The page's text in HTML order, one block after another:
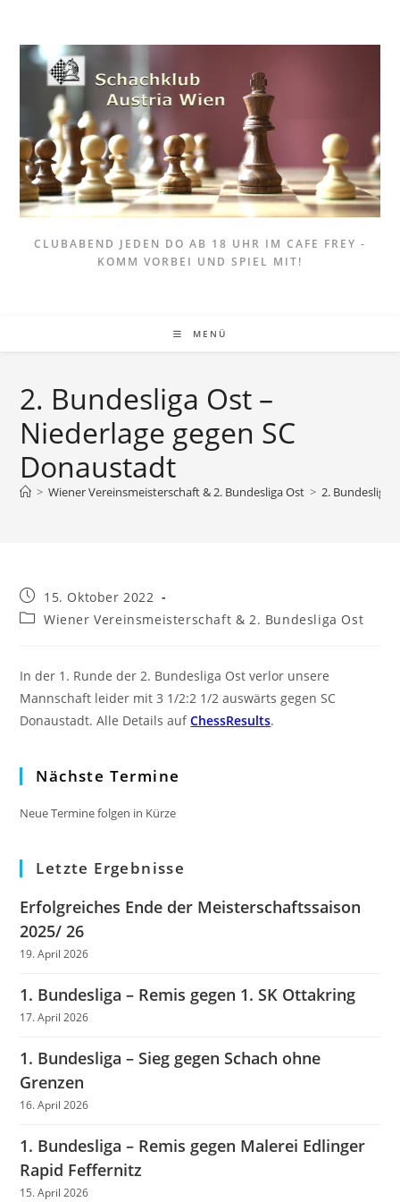
springen
CLUBABEND JEDEN DO AB 18 UHR IM CAFE FREY -
KOMM VORBEI UND SPIEL MIT!
MENÜ
2. Bundesliga Ost –
Niederlage gegen SC
Donaustadt
> Wiener Vereinsmeisterschaft & 2. Bundesliga Ost > 2. Bundesliga
Beitrag
veröffentlicht:
15. Oktober 2022
Beitrags-
Wiener Vereinsmeisterschaft & 2. Bundesliga Ost
In der 1. Runde der 2. Bundesliga Ost verlor unsere
Mannschaft leider mit 3 1/2:2 1/2 auswärts gegen SC
Donaustadt. Alle Details aufChessResults.
Nächste Termine
Neue Termine folgen in Kürze
Letzte Ergebnisse
Erfolgreiches Ende der Meisterschaftssaison
2025/ 26
19. April 2026
1. Bundesliga – Remis gegen 1. SK Ottakring
17. April 2026
1. Bundesliga – Sieg gegen Schach ohne
Grenzen
16. April 2026
1. Bundesliga – Remis gegen Malerei Edlinger
Rapid Feffernitz
15. April 2026